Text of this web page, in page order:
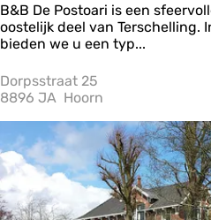
B
&
B
e
P
s
t
o
a
r
i
B&B De Postoari is een
oostelijk deel van Terschelling.
bieden we u een typ...
Dorpsstraat 25
8896 JA Hoorn